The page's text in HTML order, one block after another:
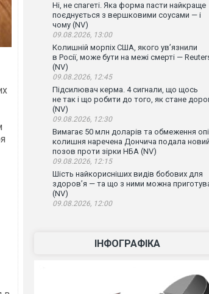
Ні, не спагеті. Яка форма пасти найкраще
поєднується з вершковими соусами — і
чому (NV)
09.08.2026, 13:00
Колишній морпіх США, якого ув’язнили
в Росії, може бути на межі смерті —
(NV)
09.08.2026, 12:45
Підсилювач керма. 4 сигнали, що щось
не так і що робити до того, як стане
(NV)
09.08.2026, 12:30
Вимагає 50 млн доларів та обмеження
колишня наречена Дончича подала новий
позов проти зірки НБА (NV)
09.08.2026, 12:15
Шість найкорисніших видів бобових для
здоров’я — та що з ними можна
(NV)
09.08.2026, 12:00
ІНФОГРАФІКА